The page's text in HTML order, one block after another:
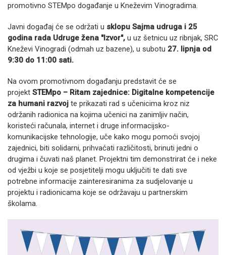
promotivno STEMpo događanje u Kneževim Vinogradima.
Javni događaj će se održati u sklopu Sajma udruga i 25
godina rada Udruge žena "Izvor", u uz šetnicu uz ribnjak, SRC
Kneževi Vinogradi (odmah uz bazene), u subotu 27. lipnja od
9:30 do 11:00 sati.
Na ovom promotivnom događanju predstavit će se
projekt STEMpo – Ritam zajednice: Digitalne kompetencije
za humani razvoj te prikazati rad s učenicima kroz niz
održanih radionica na kojima učenici na zanimljiv način,
koristeći računala, internet i druge informacijsko-
komunikacijske tehnologije, uče kako mogu pomoći svojoj
zajednici, biti solidarni, prihvaćati različitosti, brinuti jedni o
drugima i čuvati naš planet. Projektni tim demonstrirat će i neke
od vježbi u koje se posjetitelji mogu uključiti te dati sve
potrebne informacije zainteresiranima za sudjelovanje u
projektu i radionicama koje se održavaju u partnerskim
školama.